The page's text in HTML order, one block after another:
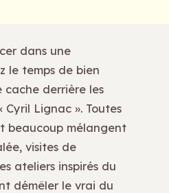
dans une
le temps de bien
derrière les
Lignac ». Toutes
beaucoup mélangent
visites de
ateliers inspirés du
démêler le vrai du